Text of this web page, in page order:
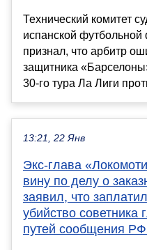
Технический комитет
испанской
признал, что арбитр
защитника
30-го тура Ла Лиги
13:21, 22 Янв
Экс-глава
вину по делу о
заявил, что
убийство советника
путей сообщения